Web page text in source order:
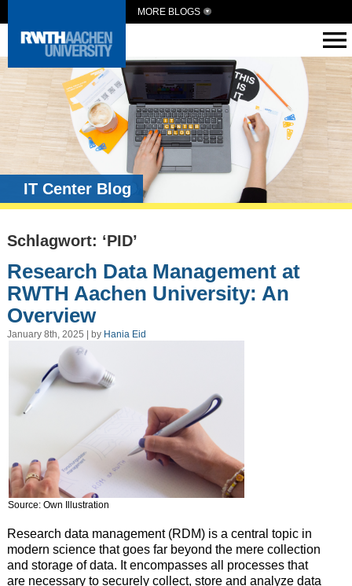
MORE BLOGS
IT Center Blog
Schlagwort: ‘PID’
Research Data Management at
RWTH Aachen University: An
Overview
January 8th, 2025 | by Hania Eid
Source: Own Illustration
Research data management (RDM) is a central topic in
modern science that goes far beyond the mere collection
and storage of data. It encompasses all processes that
are necessary to securely collect, store and analyze data